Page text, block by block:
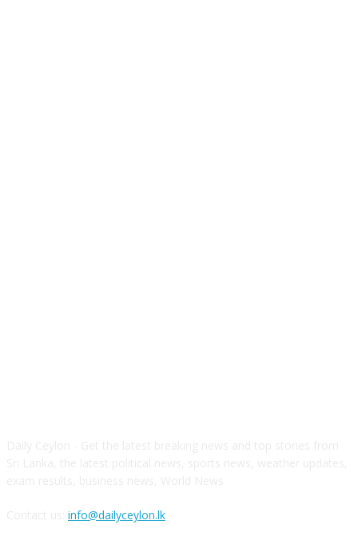
info@dailyceylon.lk